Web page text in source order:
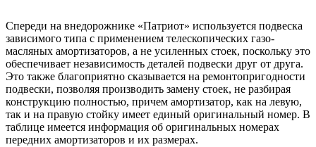
Спереди на внедорожнике «Патриот» используется подвеска
зависимого типа с применением телескопических газо-
масляных амортизаторов, а не усиленных стоек, поскольку это
обеспечивает независимость деталей подвески друг от друга.
Это также благоприятно сказывается на ремонтопригодности
подвески, позволяя производить замену стоек, не разбирая
конструкцию полностью, причем амортизатор, как на левую,
так и на правую стойку имеет единый оригинальный номер. В
таблице имеется информация об оригинальных номерах
передних амортизаторов и их размерах.